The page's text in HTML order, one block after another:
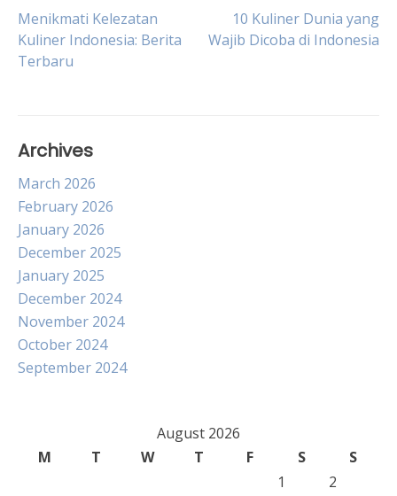
Post
navigation
Menikmati Kelezatan
Kuliner Indonesia: Berita
Terbaru
10 Kuliner Dunia yang
Wajib Dicoba di Indonesia
Archives
March 2026
February 2026
January 2026
December 2025
January 2025
December 2024
November 2024
October 2024
September 2024
August 2026
M
T W T F S
S
1
2